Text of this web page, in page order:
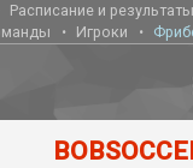
Расписание и результаты
Игроки